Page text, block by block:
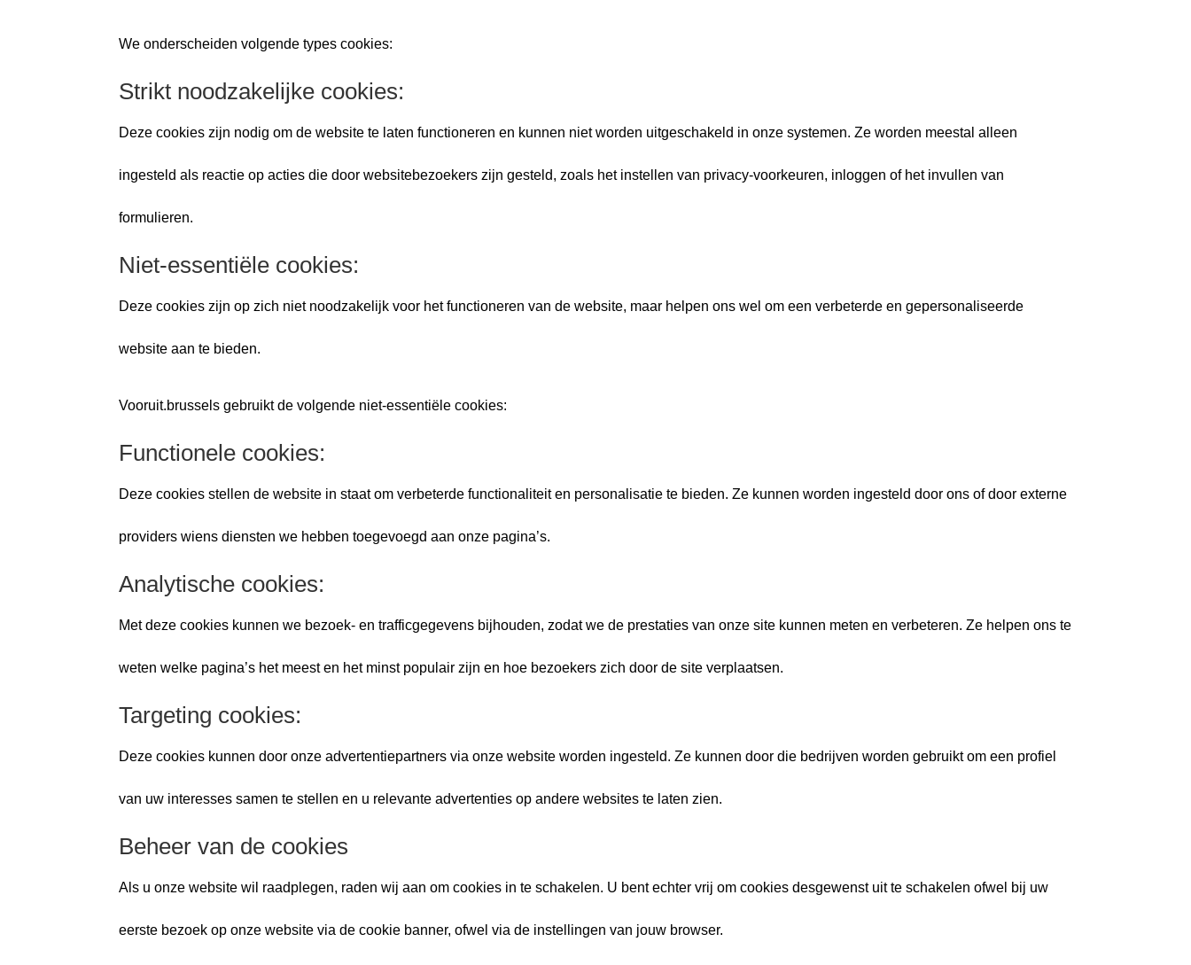
We onderscheiden volgende types cookies:
Strikt noodzakelijke cookies:
Deze cookies zijn nodig om de website te laten functioneren en kunnen niet worden uitgeschakeld in onze systemen. Ze worden meestal alleen
ingesteld als reactie op acties die door websitebezoekers zijn gesteld, zoals het instellen van privacy-voorkeuren, inloggen of het invullen van
formulieren.
Niet-essentiële cookies:
Deze cookies zijn op zich niet noodzakelijk voor het functioneren van de website, maar helpen ons wel om een verbeterde en gepersonaliseerde
website aan te bieden.
Vooruit.brussels gebruikt de volgende niet-essentiële cookies:
Functionele cookies:
Deze cookies stellen de website in staat om verbeterde functionaliteit en personalisatie te bieden. Ze kunnen worden ingesteld door ons of door externe
providers wiens diensten we hebben toegevoegd aan onze pagina’s.
Analytische cookies:
Met deze cookies kunnen we bezoek- en trafficgegevens bijhouden, zodat we de prestaties van onze site kunnen meten en verbeteren. Ze helpen ons te
weten welke pagina’s het meest en het minst populair zijn en hoe bezoekers zich door de site verplaatsen.
Targeting cookies:
Deze cookies kunnen door onze advertentiepartners via onze website worden ingesteld. Ze kunnen door die bedrijven worden gebruikt om een profiel
van uw interesses samen te stellen en u relevante advertenties op andere websites te laten zien.
Beheer van de cookies
Als u onze website wil raadplegen, raden wij aan om cookies in te schakelen. U bent echter vrij om cookies desgewenst uit te schakelen ofwel bij uw
eerste bezoek op onze website via de cookie banner, ofwel via de instellingen van jouw browser.